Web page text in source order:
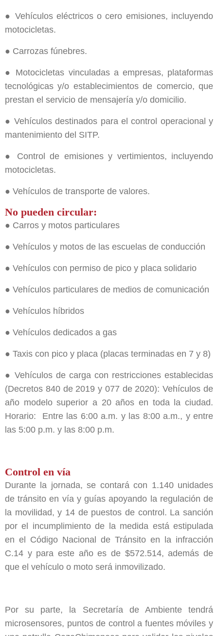
● Vehículos eléctricos o cero emisiones, incluyendo
motocicletas.
● Carrozas fúnebres.
● Motocicletas vinculadas a empresas, plataformas
tecnológicas y/o establecimientos de comercio, que
prestan el servicio de mensajería y/o domicilio.
● Vehículos destinados para el control operacional y
mantenimiento del SITP.
● Control de emisiones y vertimientos, incluyendo
motocicletas.
● Vehículos de transporte de valores.
No pueden circular:
● Carros y motos particulares
● Vehículos y motos de las escuelas de conducción
● Vehículos con permiso de pico y placa solidario
● Vehículos particulares de medios de comunicación
● Vehículos híbridos
● Vehículos dedicados a gas
● Taxis con pico y placa (placas terminadas en 7 y 8)
● Vehículos de carga con restricciones establecidas
(Decretos 840 de 2019 y 077 de 2020): Vehículos de
año modelo superior a 20 años en toda la ciudad.
Horario: Entre las 6:00 a.m. y las 8:00 a.m., y entre
las 5:00 p.m. y las 8:00 p.m.
Control en vía
Durante la jornada, se contará con 1.140 unidades
de tránsito en vía y guías apoyando la regulación de
la movilidad, y 14 de puestos de control. La sanción
por el incumplimiento de la medida está estipulada
en el Código Nacional de Tránsito en la infracción
C.14 y para este año es de $572.514, además de
que el vehículo o moto será inmovilizado.
Por su parte, la Secretaría de Ambiente tendrá
microsensores, puntos de control a fuentes móviles y